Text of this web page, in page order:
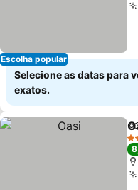
Escolha popular
Selecione as datas para
exatos.
5